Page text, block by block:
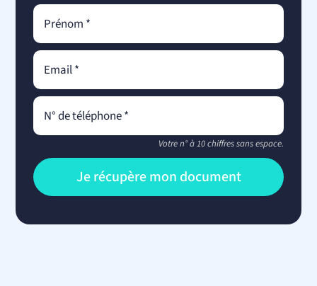
Votre n° à 10 chiffres sans espace.